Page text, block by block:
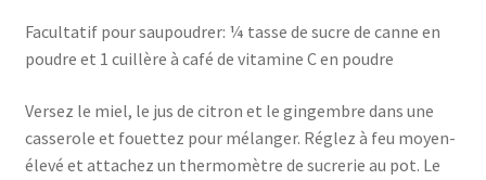
Facultatif pour saupoudrer: ¼ tasse de sucre de canne en
poudre et 1 cuillère à café de vitamine C en poudre
Versez le miel, le jus de citron et le gingembre dans une
casserole et fouettez pour mélanger. Réglez à feu moyen-
élevé et attachez un thermomètre de sucrerie au pot. Le